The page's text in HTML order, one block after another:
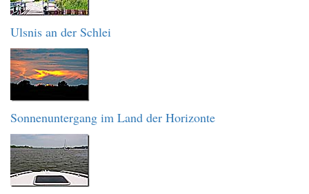
Ulsnis an der Schlei
Sonnenuntergang im Land der Horizonte